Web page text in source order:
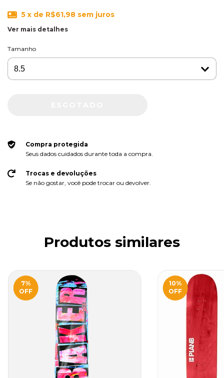
5 x de R$61,98 sem juros
Ver mais detalhes
Tamanho
Compra protegida
Seus dados cuidados durante toda a compra.
Trocas e devoluções
Se não gostar, você pode trocar ou devolver.
Produtos similares
7%
OFF
10%
OFF